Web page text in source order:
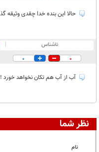
حالا این بنده خدا چقدی وثیقه
ناشناس |
0
0
آب از آب هم تکان نخواهد خورد !
نظر شما
نام